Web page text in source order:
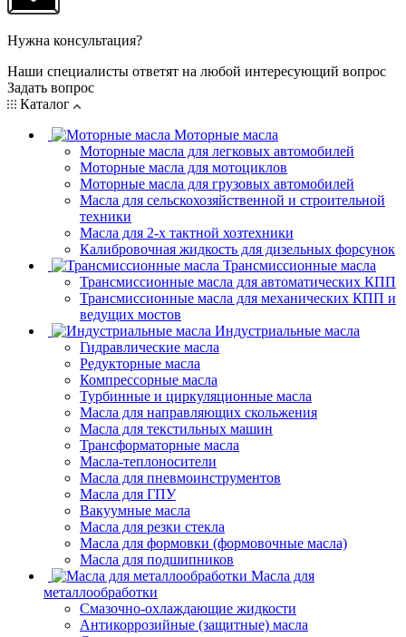
Нужна консультация?
Наши специалисты ответят на любой интересующий вопрос
Задать вопрос
Каталог
Моторные масла
Моторные масла для легковых автомобилей
Моторные масла для мотоциклов
Моторные масла для грузовых автомобилей
Масла для сельскохозяйственной и строительной
техники
Масла для 2-х тактной хозтехники
Калибровочная жидкость для дизельных форсунок
Трансмиссионные масла
Трансмиссионные масла для автоматических КПП
Трансмиссионные масла для механических КПП и
ведущих мостов
Индустриальные масла
Гидравлические масла
Редукторные масла
Компрессорные масла
Турбинные и циркуляционные масла
Масла для направляющих скольжения
Масла для текстильных машин
Трансформаторные масла
Масла-теплоносители
Масла для пневмоинструментов
Масла для ГПУ
Вакуумные масла
Масла для резки стекла
Масла для формовки (формовочные масла)
Масла для подшипников
Масла для
металлообработки
Смазочно-охлаждающие жидкости
Антикоррозийные (защитные) масла